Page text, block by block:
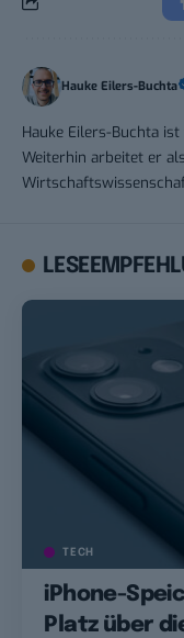
Hauke Eilers-Buchta
Hauke Eilers-Buchta
Weiterhin arbeitet er
TECH
iPhone-
Platz über